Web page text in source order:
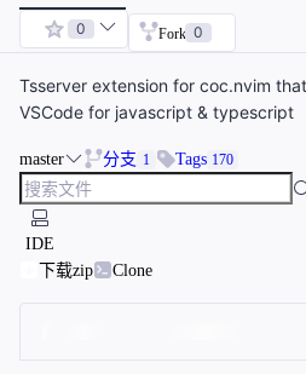
0 Fork 0
Tsserver extension for coc.nvim
VSCode for javascript & typescript
master 分支 1 Tags 170
IDE
下载zip
Clone